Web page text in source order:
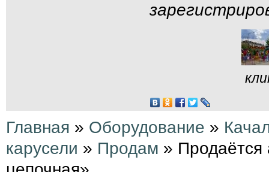
Главная » Оборудование »
карусели » Продам » Продаётся